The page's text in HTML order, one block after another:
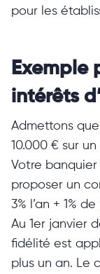
pour les
Exemple
intérêts
Admettons
10.000 € sur
Votre banquier
proposer un
3% l’an + 1%
Au 1er janvier
fidélité est
plus un an. Le